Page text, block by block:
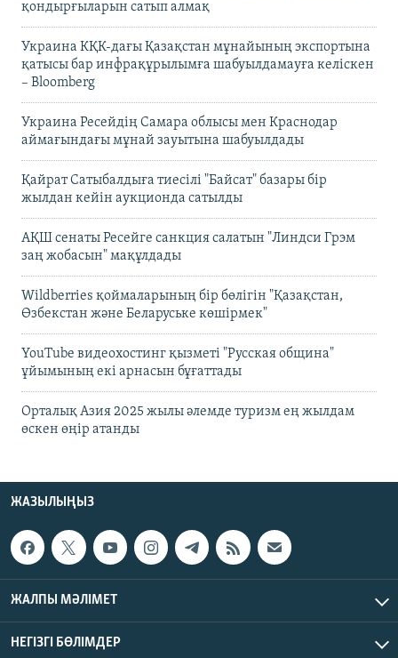
қондырғыларын сатып алмақ
Украина КҚК-дағы Қазақстан мұнайының экспортына
қатысы бар инфрақұрылымға шабуылдамауға келіскен
– Bloomberg
Украина Ресейдің Самара облысы мен Краснодар
аймағындағы мұнай зауытына шабуылдады
Қайрат Сатыбалдыға тиесілі "Байсат" базары бір
жылдан кейін аукционда сатылды
АҚШ сенаты Ресейге санкция салатын "Линдси Грэм
заң жобасын" мақұлдады
Wildberries қоймаларының бір бөлігін "Қазақстан,
Өзбекстан және Беларуське көшірмек"
YouTube видеохостинг қызметі "Русская община"
ұйымының екі арнасын бұғаттады
Орталық Азия 2025 жылы әлемде туризм ең жылдам
өскен өңір атанды
ЖАЗЫЛЫҢЫЗ
ЖАЛПЫ МӘЛІМЕТ
НЕГІЗГІ БӨЛІМДЕР